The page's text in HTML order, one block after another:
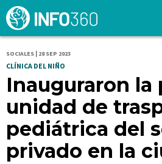
SOCIALES | 28 SEP 2023
CLÍNICA DEL NIÑO
Inauguraron la
unidad de
pediátrica del
privado en la